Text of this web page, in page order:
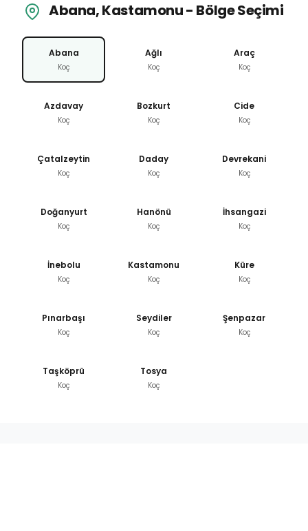
Abana, Kastamonu - Bölge Seçimi
Abana
Koç
Ağlı
Koç
Araç
Koç
Azdavay
Koç
Bozkurt
Koç
Cide
Koç
Çatalzeytin
Koç
Daday
Koç
Devrekani
Koç
Doğanyurt
Koç
Hanönü
Koç
İhsangazi
Koç
İnebolu
Koç
Kastamonu
Koç
Küre
Koç
Pınarbaşı
Koç
Seydiler
Koç
Şenpazar
Koç
Taşköprü
Koç
Tosya
Koç